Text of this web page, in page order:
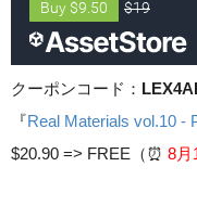
クーポンコード：
『Real Materials vol.10 -
$20.90 => FREE（⏰️ 8月